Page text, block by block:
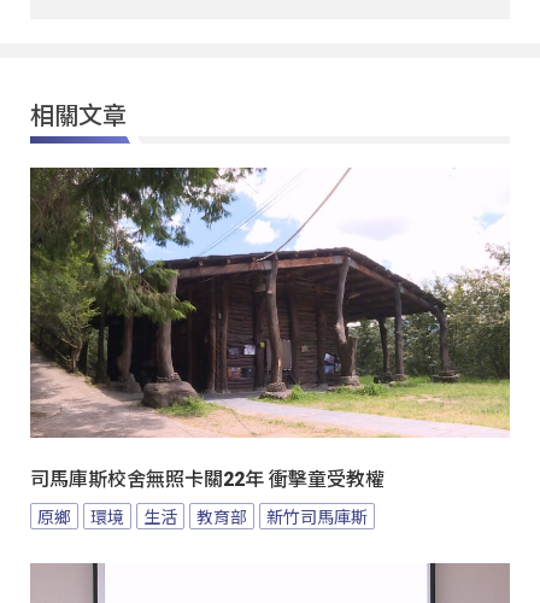
相關文章
司馬庫斯校舍無照卡關22年 衝擊童受教權
原鄉 環境 生活 教育部 新竹司馬庫斯